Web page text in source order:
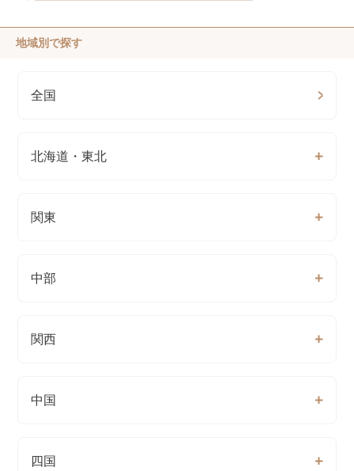
地域別で探す
全国
北海道・東北
関東
中部
関西
中国
四国